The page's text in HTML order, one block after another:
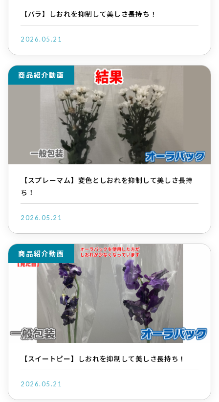
【バラ】しおれを抑制して美しさ長持ち！
2026.05.21
商品紹介動画
【スプレーマム】変色としおれを抑制して美しさ長持
ち！
2026.05.21
商品紹介動画
【スイートピー】しおれを抑制して美しさ長持ち！
2026.05.21